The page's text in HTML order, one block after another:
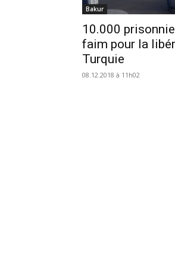
Bakur
10.000
faim pour la
Turquie
08.12.2018 à 11h02